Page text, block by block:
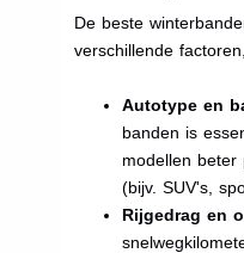
De beste
verschillende
Autotype en
banden is
modellen beter
(bijv. SUV's,
Rijgedrag en